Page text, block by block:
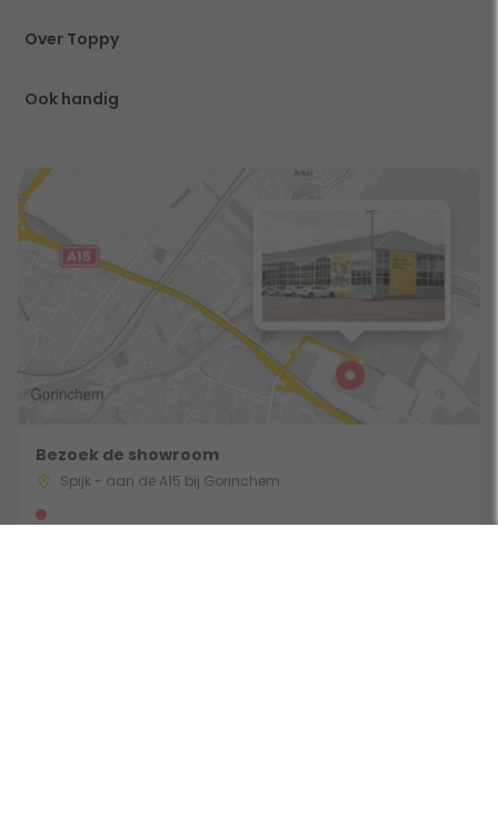
Over Toppy
Ook handig
Bezoek de showroom
Spijk - aan de A15 bij Gorinchem